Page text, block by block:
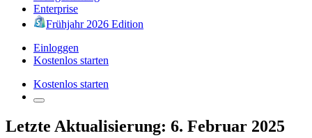
Enterprise
Frühjahr 2026 Edition
Einloggen
Kostenlos starten
Kostenlos starten
Letzte Aktualisierung: 6. Februar 2025